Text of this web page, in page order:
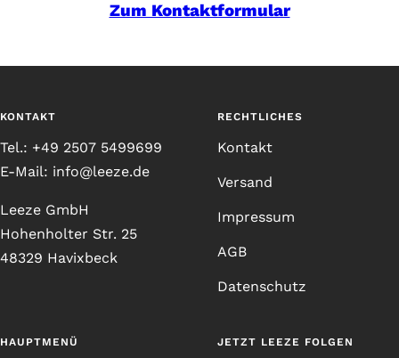
Zum Kontaktformular
KONTAKT
Tel.: +49 2507 5499699
E-Mail: info@leeze.de
Leeze GmbH
Hohenholter Str. 25
48329 Havixbeck
RECHTLICHES
Kontakt
Versand
Impressum
AGB
Datenschutz
HAUPTMENÜ JETZT LEEZE FOLGEN